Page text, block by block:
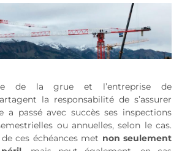
de la grue et l’entreprise de
la responsabilité de s’assurer
a passé avec succès ses inspections
ou annuelles, selon le cas.
ces échéances met non seulement